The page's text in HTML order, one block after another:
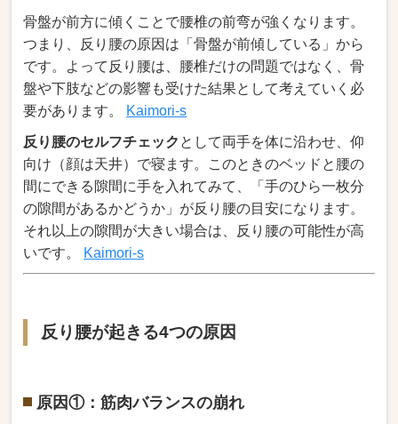
骨盤が前方に傾くことで腰椎の前弯が強くなります。
つまり、反り腰の原因は「骨盤が前傾している」から
です。よって反り腰は、腰椎だけの問題ではなく、骨
盤や下肢などの影響も受けた結果として考えていく必
要があります。
Kaimori-s
反り腰のセルフチェック として両手を体に沿わせ、仰
向け（顔は天井）で寝ます。このときのベッドと腰の
間にできる隙間に手を入れてみて、「手のひら一枚分
の隙間があるかどうか」が反り腰の目安になります。
それ以上の隙間が大きい場合は、反り腰の可能性が高
いです。
Kaimori-s
反り腰が起きる4つの原因
原因①：筋肉バランスの崩れ